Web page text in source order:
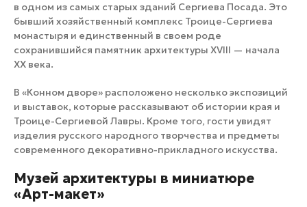
в одном из самых старых зданий Сергиева Посада. Это
бывший хозяйственный комплекс Троице-Сергиева
монастыря и единственный в своем роде
сохранившийся памятник архитектуры XVIII — начала
XX века.
В «Конном дворе» расположено несколько экспозиций
и выставок, которые рассказывают об истории края и
Троице-Сергиевой Лавры. Кроме того, гости увидят
изделия русского народного творчества и предметы
современного декоративно-прикладного искусства.
Музей архитектуры в миниатюре
«Арт-макет»